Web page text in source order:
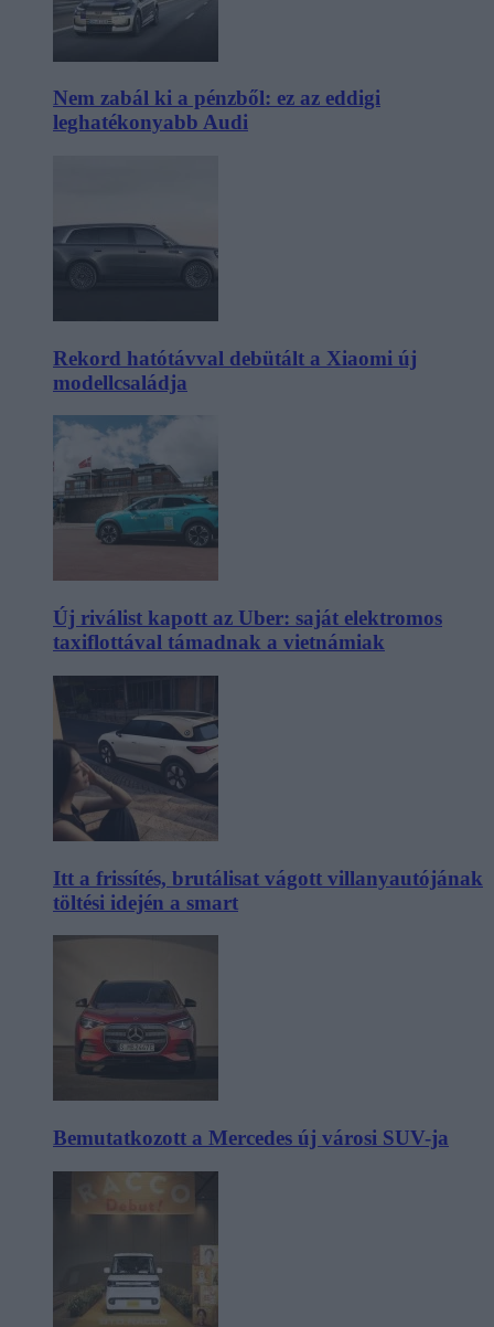
Nem zabál ki a pénzből: ez az eddigi
leghatékonyabb Audi
Rekord hatótávval debütált a Xiaomi új
modellcsaládja
Új riválist kapott az Uber: saját elektromos
taxiflottával támadnak a vietnámiak
Itt a frissítés, brutálisat vágott villanyautójának
töltési idején a smart
Bemutatkozott a Mercedes új városi SUV-ja